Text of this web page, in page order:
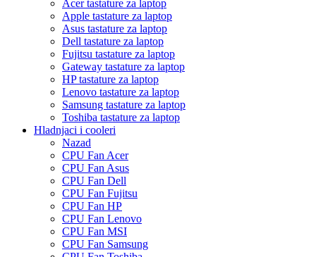
Acer tastature za laptop
Apple tastature za laptop
Asus tastature za laptop
Dell tastature za laptop
Fujitsu tastature za laptop
Gateway tastature za laptop
HP tastature za laptop
Lenovo tastature za laptop
Samsung tastature za laptop
Toshiba tastature za laptop
Hladnjaci i cooleri
Nazad
CPU Fan Acer
CPU Fan Asus
CPU Fan Dell
CPU Fan Fujitsu
CPU Fan HP
CPU Fan Lenovo
CPU Fan MSI
CPU Fan Samsung